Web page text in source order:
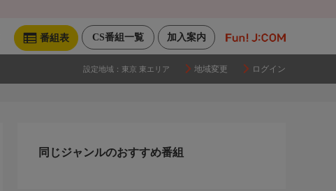
加入案内
CS番組一覧
番組表
設定地域： 東京 東エリア 地域変更 ログイン
同じジャンルのおすすめ番組